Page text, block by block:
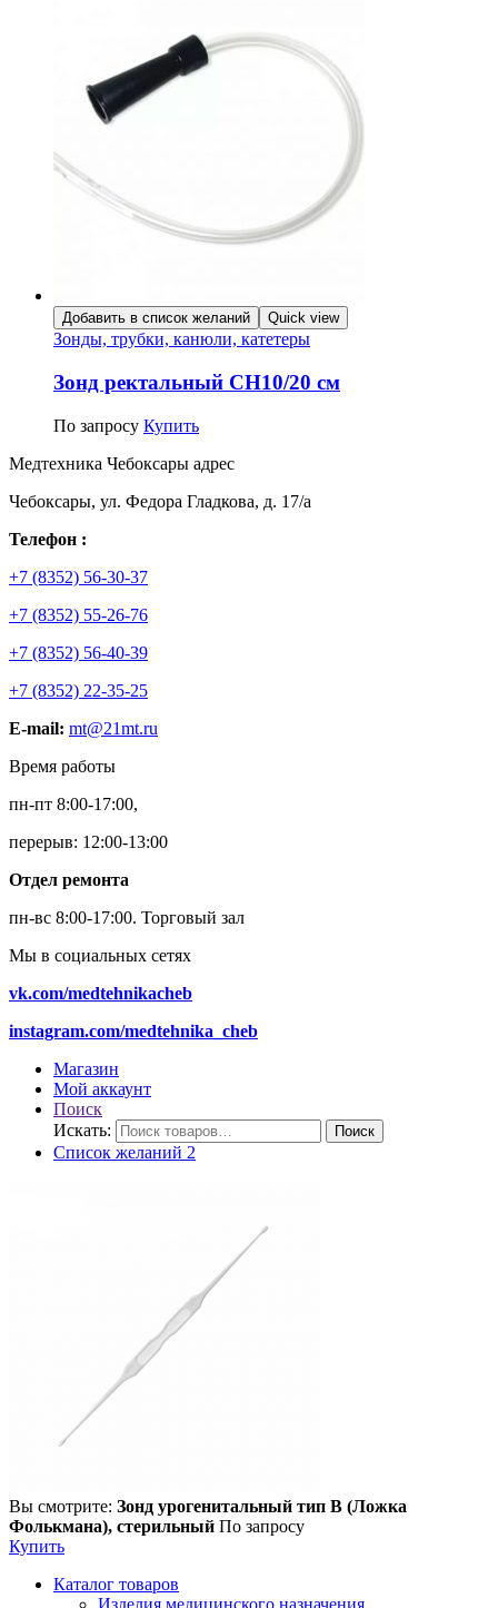
Добавить в список желаний Quick view
Зонды, трубки, канюли, катетеры
Зонд ректальный СН10/20 см
По запросу Купить
Медтехника Чебоксары адрес
Чебоксары, ул. Федора Гладкова, д. 17/а
Телефон :
+7 (8352) 56-30-37
+7 (8352) 55-26-76
+7 (8352) 56-40-39
+7 (8352) 22-35-25
E-mail: mt@21mt.ru
Время работы
пн-пт 8:00-17:00,
перерыв: 12:00-13:00
Отдел ремонта
пн-вс 8:00-17:00. Торговый зал
Мы в социальных сетях
vk.com/medtehnikacheb
instagram.com/medtehnika_cheb
Магазин
Мой аккаунт
Поиск
Искать:
Поиск
Список желаний 2
Вы смотрите: Зонд урогенитальный тип В (Ложка
Фолькмана), стерильный По запросу
Купить
Каталог товаров
Изделия медицинского назначения